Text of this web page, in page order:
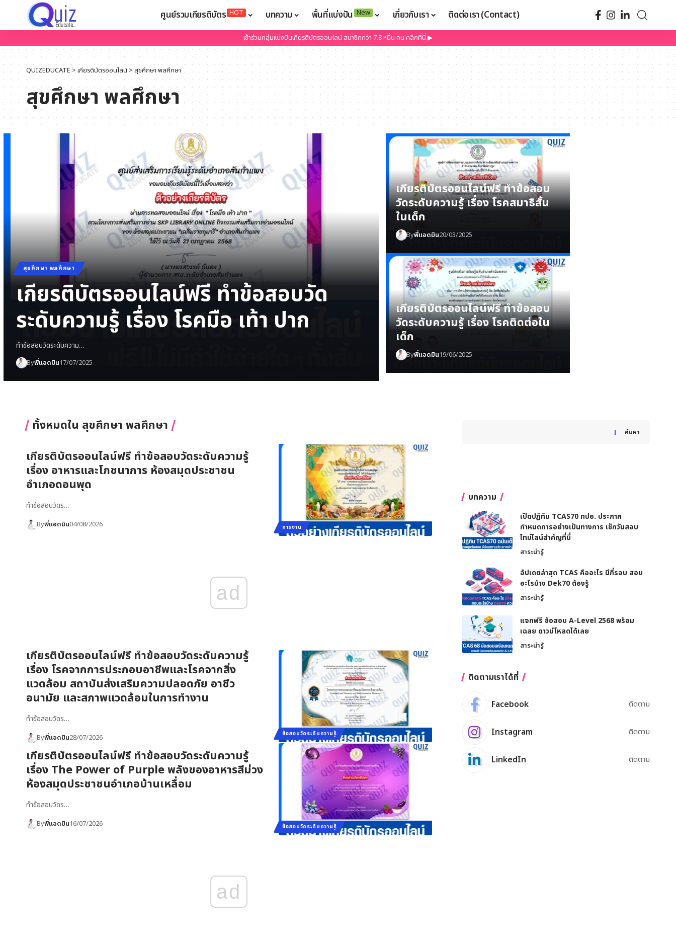
ศูนย์รวมเกียรติบัตร HOT บทความ พื้นที่แบ่งปัน New เกี่ยวกับเรา ติดต่อเรา (Contact)
เข้าร่วมกลุ่มแบ่งปันเกียรติบัตรออนไลน์ สมาชิกกว่า 7.8 หมื่น คน คลิกที่นี่ ▶
QUIZEDUCATE> เกียรติบัตรออนไลน์ > สุขศึกษา พลศึกษา
สุขศึกษา พลศึกษา
สุขศึกษา พลศึกษา
เกียรติบัตรออนไลน์ฟรี ทำข้อสอบวัด
ระดับความรู้ เรื่อง โรคมือ เท้า ปาก
ทำข้อสอบวัดระดับความ…
Byพี่แอดมิน17/07/2025
เกียรติบัตรออนไลน์ฟรี ทำข้อสอบ
วัดระดับความรู้ เรื่อง โรคสมาธิสั้น
ในเด็ก
Byพี่แอดมิน20/03/2025
เกียรติบัตรออนไลน์ฟรี ทำข้อสอบ
วัดระดับความรู้ เรื่อง โรคติดต่อใน
เด็ก
Byพี่แอดมิน19/06/2025
ทั้งหมดใน สุขศึกษา พลศึกษา
การงาน
เกียรติบัตรออนไลน์ฟรี ทำข้อสอบวัดระดับความรู้
เรื่อง อาหารและโภชนาการ ห้องสมุดประชาชน
อำเภอดอนพุด
ทำข้อสอบวัดร…
Byพี่แอดมิน04/08/2026
ad
ข้อสอบวัดระดับความรู้
เกียรติบัตรออนไลน์ฟรี ทำข้อสอบวัดระดับความรู้
เรื่อง โรคจากการประกอบอาชีพและโรคจากสิ่ง
แวดล้อม สถาบันส่งเสริมความปลอดภัย อาชีว
อนามัย และสภาพแวดล้อมในการทำงาน
ทำข้อสอบวัดร…
Byพี่แอดมิน28/07/2026
ข้อสอบวัดระดับความรู้
เกียรติบัตรออนไลน์ฟรี ทำข้อสอบวัดระดับความรู้
เรื่อง The Power of Purple พลังของอาหารสีม่วง
ห้องสมุดประชาชนอำเภอบ้านเหลื่อม
ทำข้อสอบวัดร…
Byพี่แอดมิน16/07/2026
ad
ค้นหา
When autocomplete results are available use up and
บทความ
เปิดปฏิทิน TCAS70 ทปอ. ประกาศ
กำหนดการอย่างเป็นทางการ เช็กวันสอบ
ไทม์ไลน์สำคัญที่นี่
สาระน่ารู้
อัปเดตล่าสุด TCAS คืออะไร มีกี่รอบ สอบ
อะไรบ้าง Dek70 ต้องรู้
สาระน่ารู้
แจกฟรี ข้อสอบ A-Level 2568 พร้อม
เฉลย ดาวน์โหลดได้เลย
สาระน่ารู้
ติดตามเราได้ที่
Facebook ติดตาม
Instagram ติดตาม
LinkedIn ติดตาม